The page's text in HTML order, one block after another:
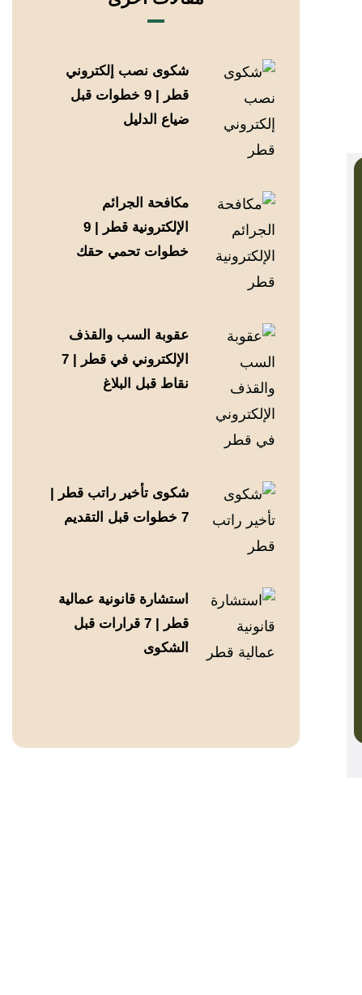
شكوى نصب إلكتروني
قطر | 9 خطوات قبل
ضياع الدليل
مكافحة الجرائم
الإلكترونية قطر | 9
خطوات تحمي حقك
عقوبة السب والقذف
الإلكتروني في قطر | 7
نقاط قبل البلاغ
شكوى تأخير راتب قطر |
7 خطوات قبل التقديم
استشارة قانونية عمالية
قطر | 7 قرارات قبل
الشكوى